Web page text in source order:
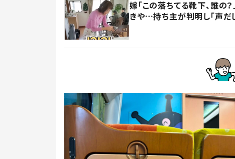
嫁「この落ちてる靴下、誰の
きや…持ち主が判明し「声だ